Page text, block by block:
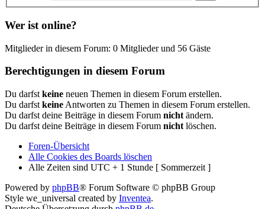
Wer ist online?
Mitglieder in diesem Forum: 0 Mitglieder und 56 Gäste
Berechtigungen in diesem Forum
Du darfst keine neuen Themen in diesem Forum erstellen.
Du darfst keine Antworten zu Themen in diesem Forum erstellen.
Du darfst deine Beiträge in diesem Forum nicht ändern.
Du darfst deine Beiträge in diesem Forum nicht löschen.
Foren-Übersicht
Alle Cookies des Boards löschen
Alle Zeiten sind UTC + 1 Stunde [ Sommerzeit ]
Powered by phpBB® Forum Software © phpBB Group
Style we_universal created by Inventea.